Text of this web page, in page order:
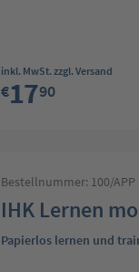
Regulärer Preis:
inkl. MwSt. zzgl. Versand
€1790
Bestellnummer: 100/APP
IHK Lernen
Papierlos lernen und